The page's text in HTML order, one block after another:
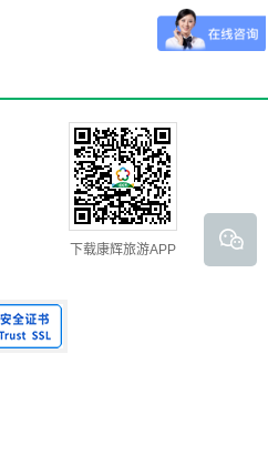
下载康辉旅游APP